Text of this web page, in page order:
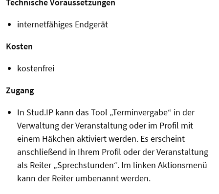
internetfähiges Endgerät
Kosten
kostenfrei
Zugang
In Stud.IP kann das Tool „Terminvergabe“ in der
Verwaltung der Veranstaltung oder im Profil mit
einem Häkchen aktiviert werden. Es erscheint
anschließend in Ihrem Profil oder der Veranstaltung
als Reiter „Sprechstunden“. Im linken Aktionsmenü
kann der Reiter umbenannt werden.